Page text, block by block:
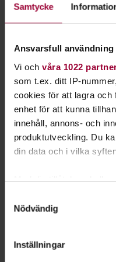
Samtycke
Ansvarsfull
Vi och våra 1022
som t.ex. ditt IP-
cookies för att lagra och
enhet för att kunna
innehåll, annons- och
produktutveckling. Du
din data och i vilka
kan ha en
Ta reda på mer om hur
Nödvändig
Inställningar
Hälsa för kropp & själ
Stärk dig själv för